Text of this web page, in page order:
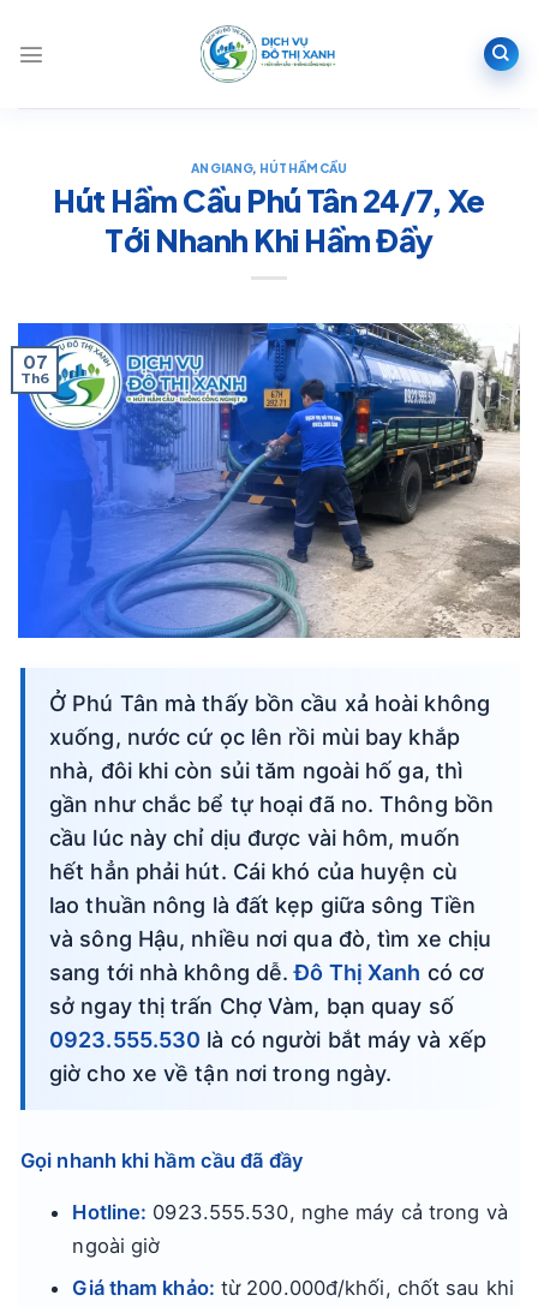
nội
AN GIANG, HÚT HẦM CẦU
Hút Hầm Cầu Phú Tân 24/7, Xe
Tới Nhanh Khi Hầm Đầy
07
Th6
Ở Phú Tân mà thấy bồn cầu xả hoài không
xuống, nước cứ ọc lên rồi mùi bay khắp
nhà, đôi khi còn sủi tăm ngoài hố ga, thì
gần như chắc bể tự hoại đã no. Thông bồn
cầu lúc này chỉ dịu được vài hôm, muốn
hết hẳn phải hút. Cái khó của huyện cù
lao thuần nông là đất kẹp giữa sông Tiền
và sông Hậu, nhiều nơi qua đò, tìm xe chịu
sang tới nhà không dễ.Đô Thị Xanh có cơ
sở ngay thị trấn Chợ Vàm, bạn quay số
0923.555.530 là có người bắt máy và xếp
giờ cho xe về tận nơi trong ngày.
Gọi nhanh khi hầm cầu đã đầy
Hotline: 0923.555.530, nghe máy cả trong và
ngoài giờ
Giá tham khảo: từ 200.000đ/khối, chốt sau khi